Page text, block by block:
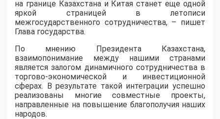
на границе Казахстана и Китая станет еще одной
яркой страницей в летописи
межгосударственного сотрудничества, – пишет
Глава государства.
По мнению Президента Казахстана,
взаимопонимание между нашими странами
является залогом динамичного сотрудничества в
торгово-экономической и инвестиционной
сферах. В результате такой интеграции успешно
реализованы многие совместные проекты,
направленные на повышение благополучия наших
народов.